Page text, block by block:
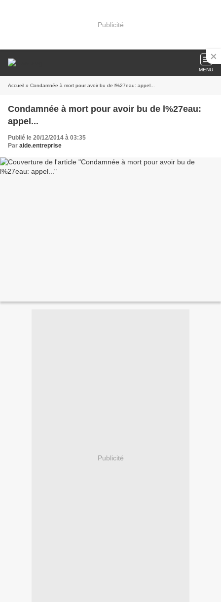
Publicité
MENU
Accueil » Condamnée à mort pour avoir bu de l%27eau: appel...
Condamnée à mort pour avoir bu de l%27eau:
appel...
Publié le 20/12/2014 à 03:35
Par aide.entreprise
Publicité